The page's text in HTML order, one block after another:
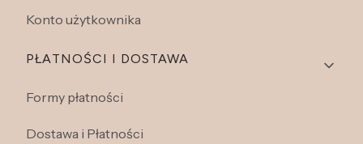
Konto użytkownika
PŁATNOŚCI I DOSTAWA
Formy płatności
Dostawa i Płatności